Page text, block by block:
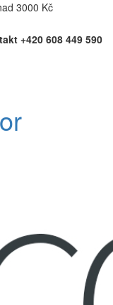
3000 Kč
+420 608 449 590